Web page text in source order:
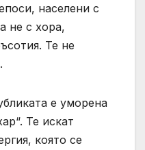
населени с
не с хора,
Те не
е уморена
Те искат
която се